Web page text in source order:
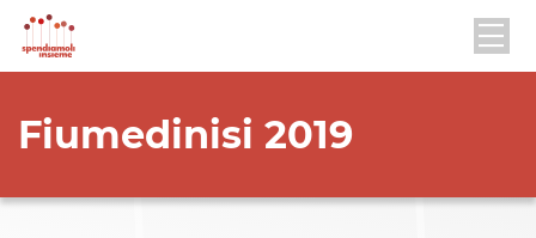
Fiumedinisi 2019